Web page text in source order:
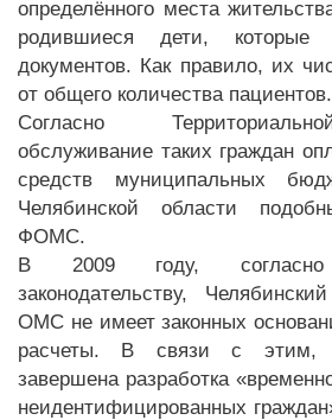
определённого места
родившиеся дети,
документов. Как правило, их
от общего количества пациентов.
Согласно
обслуживание таких граждан
средств муниципальных
Челябинской области
ФОМС.
В 2009 году, согласно
законодательству,
ОМС не имеет законных
расчеты. В связи с этим,
завершена разработка
неидентифицированных